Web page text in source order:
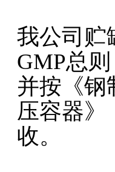
我公司贮
GMP总
并按《钢
压容器》
收。